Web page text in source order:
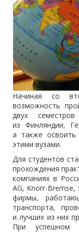
Начиная со
возможность
двух
из Финляндии,
а также освоить
этими вузами.
Для студентов
прохождения
компаниях в
AG, Knorr-
фирмы,
транспорта,
и лучших из них
При успешном